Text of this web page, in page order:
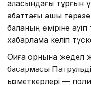
қаласындағы тұрғын
қабаттағы ашық
баланың өміріне
хабарлама келіп
Оқиға орнына жедел
басқармасы
қызметкерлері —